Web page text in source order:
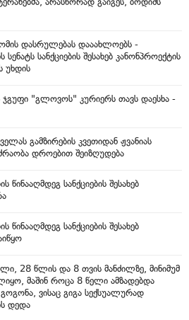
დასრულებას დააახლოებს -
სანქციების შესახებ კანონპროექტის
უხდის
"გლოვოს" კურიერს თავს დაესხა -
გამზირების კვეთიდან ჟვანიას
დროებით შეიზღუდება
წინააღმდეგ სანქციების შესახებ
წინააღმდეგ სანქციების შესახებ
28 წლის და 8 თვის მანძილზე, მინიმუმ
მაშინ როცა 8 წელი ამზადებდა
ვისაც გიგა სექსუალურად
დედა